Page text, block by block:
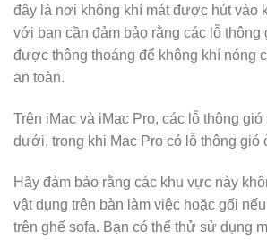
đây là nơi không khí mát được hút vào
với bạn cần đảm bảo rằng các lỗ thông
được thông thoáng để không khí nóng
an toàn.
Trên iMac và iMac Pro, các lỗ thông
dưới, trong khi Mac Pro có lỗ thông gió
Hãy đảm bảo rằng các khu vực này
vật dụng trên bàn làm việc hoặc gối
trên ghế sofa. Bạn có thể thử sử dụng